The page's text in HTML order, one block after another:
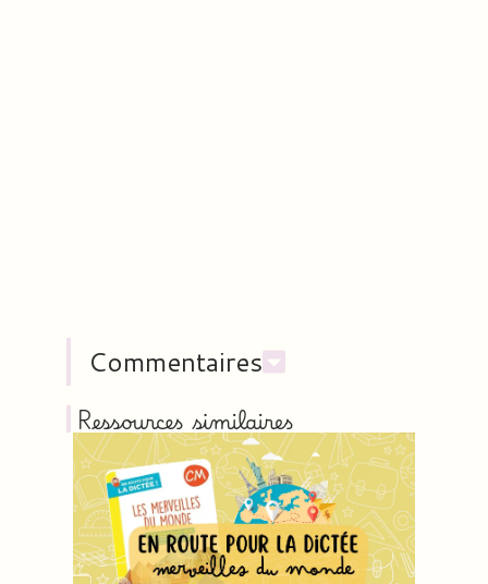
Commentaires
Ressources similaires